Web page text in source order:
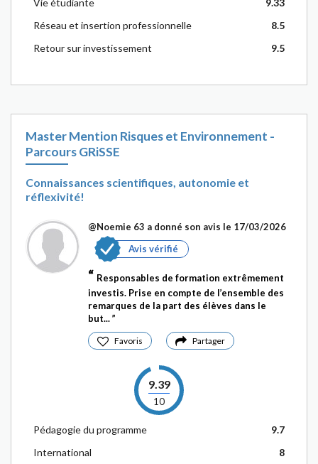
Vie étudiante
9.33
Réseau et insertion professionnelle
8.5
Retour sur investissement
9.5
Master Mention Risques et Environnement -
Parcours GRiSSE
Connaissances scientifiques, autonomie et
réflexivité!
@Noemie 63 a donné son avis le 17/03/2026
Avis vérifié
Responsables de formation extrêmement
investis. Prise en compte de l’ensemble des
remarques de la part des élèves dans le
but...
Favoris Partager
9.39
10
Pédagogie du programme
9.7
International
8